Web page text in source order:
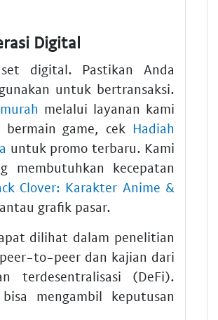
Digital
digital. Pastikan Anda
untuk bertransaksi.
melalui layanan kami
game, cek Hadiah
untuk promo terbaru. Kami
membutuhkan kecepatan
Clover: Karakter Anime &
grafik pasar.
dilihat dalam penelitian
to-peer dan kajian dari
terdesentralisasi (DeFi).
mengambil keputusan